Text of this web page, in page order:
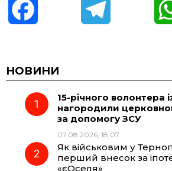
c
e
o
e
g
r
НОВИНИ
15-річного волонтера
нагородили
за допомогу ЗСУ
07.08.2026, 18:07
Як військовим у
перший внесок за
«єОселя»